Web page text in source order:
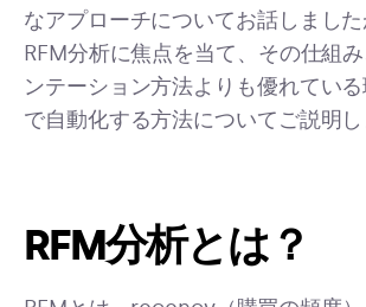
なアプローチについてお話しまし
RFM分析に焦点を当て、その仕組
ンテーション方法よりも優れてい
で自動化する方法についてご説明し
RFM分析とは？